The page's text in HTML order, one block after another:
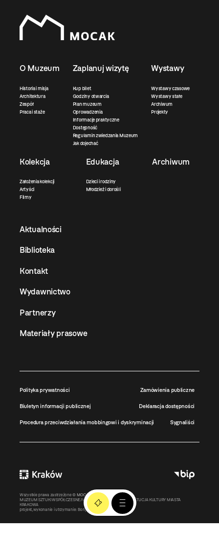
O Muzeum
Historia i misja
Architektura
Zespół
Praca i staże
Zaplanuj wizytę
Kup bilet
Godziny otwarcia
Plan muzeum
Oprowadzenia
Informacje praktyczne
Dostępność
Regulamin zwiedzania Muzeum
Jak dojechać
Wystawy
Wystawy czasowe
Wystawy stałe
Archiwum
Projekty
Kolekcja
Założenia kolekcji
Artyści
Filmy
Edukacja
Dzieci i rodziny
Młodzież i dorośli
Archiwum
Aktualności
Biblioteka
Kontakt
Wydawnictwo
Partnerzy
Materiały prasowe
Polityka prywatności Zamówienia publiczne
Biuletyn informacji publicznej Deklaracja dostępności
Procedura przeciwdziałania mobbingowi i dyskryminacji Sygnaliści
Wszystkie prawa zastrzeżone © MOCAK2011-2026
MUZEUM SZTUKI WSPÓŁCZESNEJ W KRAKOWIE MOCAK – INSTYTUCJA KULTURY MIASTA
KRAKOWA
projekt, wykonanie i utrzymanie: Bonjour.pl